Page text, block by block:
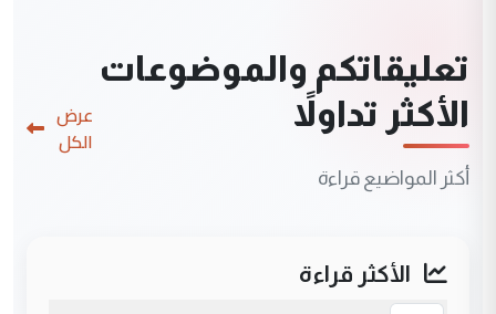
تعليقاتكم والموضوعات
الأكثر تداولاً
أكثر المواضيع قراءة
عرض
الكل
الأكثر قراءة